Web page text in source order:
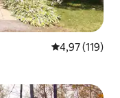
4,97 (119)